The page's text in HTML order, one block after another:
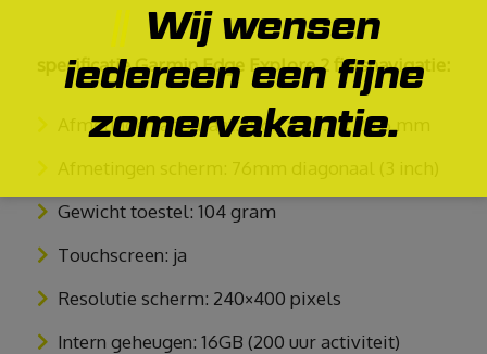
specificatie Garmin Edge Explore 2 fietsnavigatie:
Afmetingen apparaat: 106.1 x 55.7 x 20.6 mm
Gewicht toestel: 104 gram
Touchscreen: ja
Resolutie scherm: 240×400 pixels
Intern geheugen: 16GB (200 uur activiteit)
Wij wensen
iedereen een fijne
zomervakantie.